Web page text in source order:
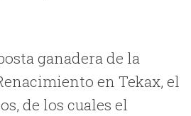
ganadera de la
en Tekax, el
de los cuales el